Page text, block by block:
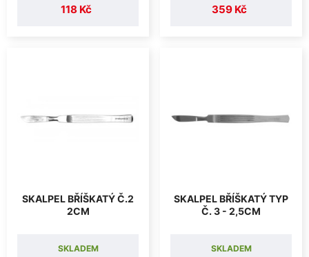
118 Kč 359 Kč
SKALPEL BŘÍŠKATÝ Č.2
2CM
SKLADEM
SKALPEL BŘÍŠKATÝ TYP
Č. 3 - 2,5CM
SKLADEM